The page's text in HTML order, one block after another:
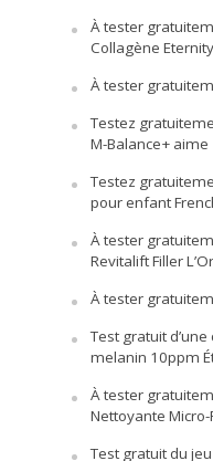
À tester
Collagène
À tester
Testez
M-Balance+ aime
Testez
pour enfant
À tester
Revitalift Filler
À tester
Test gratuit
melanin 10ppm
À tester
Nettoyante
Test gratuit du